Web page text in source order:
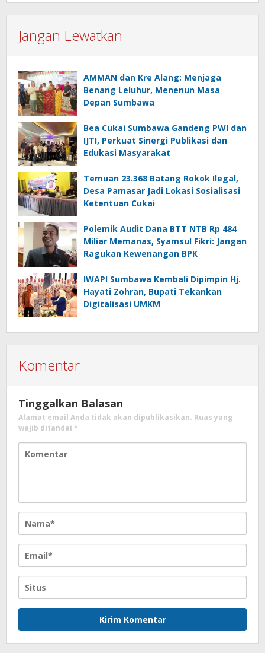
Jangan Lewatkan
AMMAN dan Kre Alang: Menjaga
Benang Leluhur, Menenun Masa
Depan Sumbawa
Bea Cukai Sumbawa Gandeng PWI dan
IJTI, Perkuat Sinergi Publikasi dan
Edukasi Masyarakat
Temuan 23.368 Batang Rokok Ilegal,
Desa Pamasar Jadi Lokasi Sosialisasi
Ketentuan Cukai
Polemik Audit Dana BTT NTB Rp 484
Miliar Memanas, Syamsul Fikri: Jangan
Ragukan Kewenangan BPK
IWAPI Sumbawa Kembali Dipimpin Hj.
Hayati Zohran, Bupati Tekankan
Digitalisasi UMKM
Komentar
Tinggalkan Balasan
Alamat email Anda tidak akan dipublikasikan. Ruas yang
wajib ditandai *